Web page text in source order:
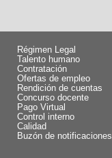
Régimen Legal
Talento humano
Contratación
Ofertas de empleo
Rendición de cuentas
Concurso docente
Pago Virtual
Control interno
Calidad
Buzón de notificaciones